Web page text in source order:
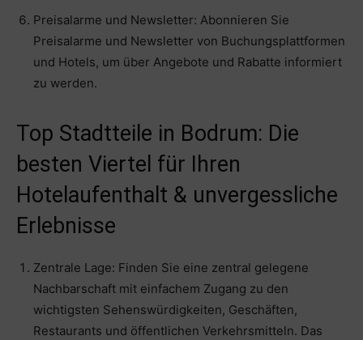
Preisalarme und Newsletter: Abonnieren Sie
Preisalarme und Newsletter von Buchungsplattformen
und Hotels, um über Angebote und Rabatte informiert
zu werden.
Top Stadtteile in Bodrum: Die
besten Viertel für Ihren
Hotelaufenthalt & unvergessliche
Erlebnisse
Zentrale Lage: Finden Sie eine zentral gelegene
Nachbarschaft mit einfachem Zugang zu den
wichtigsten Sehenswürdigkeiten, Geschäften,
Restaurants und öffentlichen Verkehrsmitteln. Das